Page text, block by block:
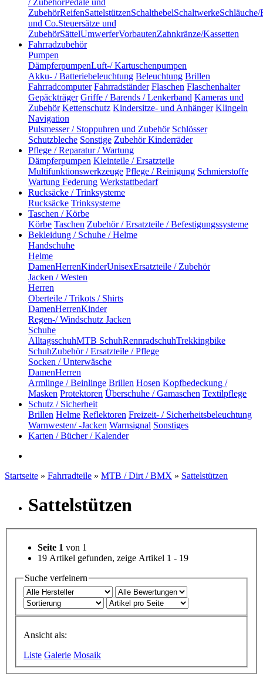
/ ZubehörPedale und
ZubehörReifenSattelstützenSchalthebelSchaltwerkeSchläuche/
und Co.Steuersätze und
ZubehörSättelUmwerferVorbautenZahnkränze/Kassetten
Fahrradzubehör
Pumpen
DämpferpumpenLuft-/ Kartuschenpumpen
Akku- / Batteriebeleuchtung Beleuchtung Brillen
Fahrradcomputer Fahrradständer Flaschen Flaschenhalter
Gepäckträger Griffe / Barends / Lenkerband Kameras und
Zubehör Kettenschutz Kindersitze- und Anhänger Klingeln
Navigation
Pulsmesser / Stoppuhren und Zubehör Schlösser
Schutzbleche Sonstige Zubehör Kinderräder
Pflege / Reparatur / Wartung
Dämpferpumpen Kleinteile / Ersatzteile
Multifunktionswerkzeuge Pflege / Reinigung Schmierstoffe
Wartung Federung Werkstattbedarf
Rucksäcke / Trinksysteme
Rucksäcke Trinksysteme
Taschen / Körbe
Körbe Taschen Zubehör / Ersatzteile / Befestigungssysteme
Bekleidung / Schuhe / Helme
Handschuhe
Helme
DamenHerrenKinderUnisexErsatzteile / Zubehör
Jacken / Westen
Herren
Oberteile / Trikots / Shirts
DamenHerrenKinder
Regen-/ Windschutz Jacken
Schuhe
AlltagsschuhMTB SchuhRennradschuhTrekkingbike
SchuhZubehör / Ersatzteile / Pflege
Socken / Unterwäsche
DamenHerren
Armlinge / Beinlinge Brillen Hosen Kopfbedeckung /
Masken Protektoren Überschuhe / Gamaschen Textilpflege
Schutz / Sicherheit
Brillen Helme Reflektoren Freizeit- / Sicherheitsbeleuchtung
Warnwesten/ -Jacken Warnsignal Sonstiges
Karten / Bücher / Kalender
Startseite » Fahrradteile » MTB / Dirt / BMX » Sattelstützen
Sattelstützen
Seite 1 von 1
19 Artikel gefunden, zeige Artikel 1 - 19
Suche verfeinern
Ansicht als:
Liste Galerie Mosaik